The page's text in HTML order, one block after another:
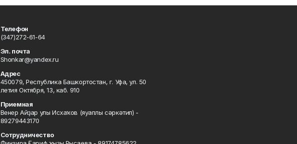
Телефон
(347)272-61-64
Эл. почта
Shonkar@yandex.ru
Адрес
450079, Республика Башкортостан, г. Уфа, ул. 50
летия Октября, 13, каб. 910
Приемная
Венер Айҙар улы Исхаҡов (яуаплы сәркәтип) -
89279443170
Сотрудничество